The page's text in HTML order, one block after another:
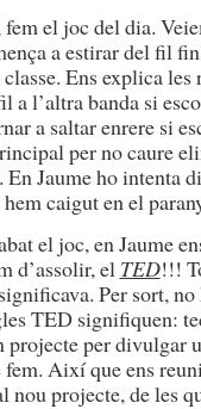
el joc del dia.
a estirar del fil
classe. Ens explica
a l’altra banda si
a saltar enrere si
per no caure
Jaume ho intenta
caigut en el
el joc, en Jaume
d’assolir, el TED!!!
Per sort,
TED signifiquen:
projecte per divulgar
Així que ens
nou projecte, de les